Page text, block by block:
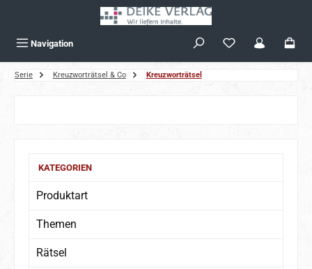
Navigation
Serie Kreuzworträtsel & Co Kreuzworträtsel
KATEGORIEN
Produktart
Themen
Rätsel